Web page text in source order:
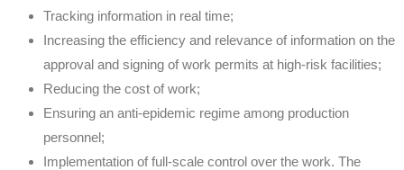
Tracking information in real time;
Increasing the efficiency and relevance of information on the
approval and signing of work permits at high-risk facilities;
Reducing the cost of work;
Ensuring an anti-epidemic regime among production
personnel;
Implementation of full-scale control over the work. The